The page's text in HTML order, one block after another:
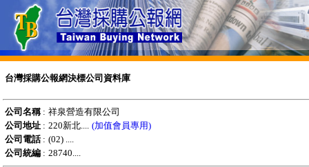
台灣採購公報網決標公司資料庫
公司名稱: 祥泉營造有限公司
公司地址 : 220新北.... (加值會員專用)
公司電話: (02) ....
公司統編 : 28740....